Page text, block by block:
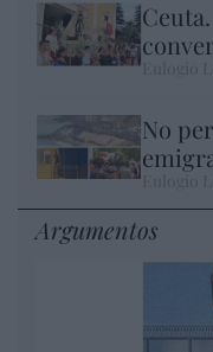
No
Argumentos